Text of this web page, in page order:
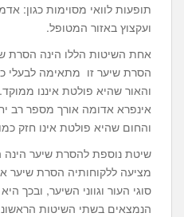
תופעות לוואי מסוימות כגון:
ועקצוץ באזור המטופל.
אחת השיטות הללו הינה הסרת
הסרת שיער זו מתאימה לבעלי כל
והאור שהיא פולטת איננו
אינפרא אדומה אורך מספר רב
והחום שהיא פולטת אינו חזק
מציעה ללקוחותיה הסרת שיער
סוגי העור וגווני השיער, ובכך
הנמצאים בשתי השיטות